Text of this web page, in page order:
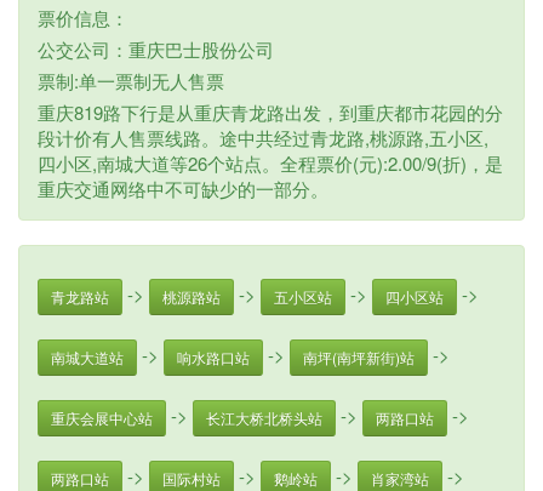
票价信息：
公交公司：重庆巴士股份公司
票制:单一票制无人售票
重庆819路下行是从重庆青龙路出发，到重庆都市花园的分
段计价有人售票线路。途中共经过青龙路,桃源路,五小区,
四小区,南城大道等26个站点。全程票价(元):2.00/9(折)，是
重庆交通网络中不可缺少的一部分。
青龙路站 -> 桃源路站 -> 五小区站 -> 四小区站 ->
南城大道站 -> 响水路口站 -> 南坪(南坪新街)站 ->
重庆会展中心站 -> 长江大桥北桥头站 -> 两路口站 ->
两路口站 -> 国际村站 -> 鹅岭站 -> 肖家湾站 ->